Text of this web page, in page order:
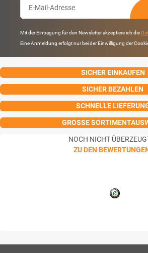
Mit der Eintragung für den Newsletter akzeptiere ich die
Eine Anmeldung erfolgt nur bei der Einwilligung der
SICHER EINKAUFEN
SICHER BEZAHLEN
SCHNELLE
GROSSE
NOCH NICHT
ZU DEN